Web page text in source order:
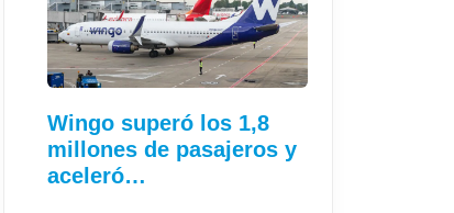
Wingo superó los 1,8
millones de pasajeros y
aceleró…